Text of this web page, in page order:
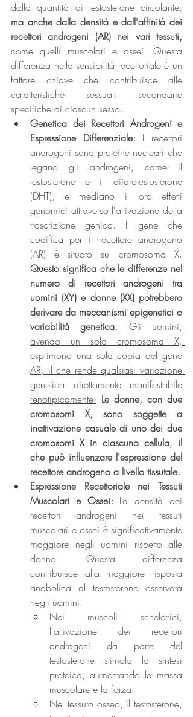
ma anche dalla densità e dall'affinità dei
recettori androgeni (AR) nei vari tessuti,
come quelli muscolari e ossei. Questa
differenza nella sensibilità recettoriale è un
fattore chiave che contribuisce alle
caratteristiche sessuali secondarie
specifiche di ciascun sesso.
Genetica dei Recettori Androgeni e
Espressione Differenziale: I recettori
androgeni sono proteine nucleari che
legano gli androgeni, come il
testosterone e il diidrotestosterone
(DHT), e mediano i loro effetti
genomici attraverso l'attivazione della
trascrizione genica. Il gene che
codifica per il recettore androgeno
Questo significa che le differenze nel
numero di recettori androgeni tra
uomini (XY) e donne (XX) potrebbero
derivare da meccanismi epigenetici o
variabilità genetica.
Gli uomini,
avendo un solo cromosoma X,
esprimono una sola copia del gene
AR, il che rende qualsiasi variazione
genetica direttamente manifestabile
fenotipicamente. Le donne, con due
cromosomi X, sono soggette a
inattivazione casuale di uno dei due
cromosomi X in ciascuna cellula, il
che può influenzare l'espressione del
recettore androgeno a livello tissutale.
Espressione Recettoriale nei Tessuti
Muscolari e Ossei: La densità dei
recettori androgeni nei tessuti
muscolari e ossei è significativamente
maggiore negli uomini rispetto alle
donne. Questa differenza
contribuisce alla maggiore risposta
anabolica al testosterone osservata
negli uomini.
Nei muscoli scheletrici,
l'attivazione dei recettori
androgeni da parte del
testosterone stimola la sintesi
proteica, aumentando la massa
muscolare e la forza.
Nel tessuto osseo, il testosterone,